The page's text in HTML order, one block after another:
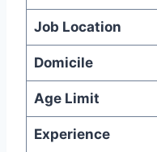
Job Location
Domicile
Age Limit
Experience